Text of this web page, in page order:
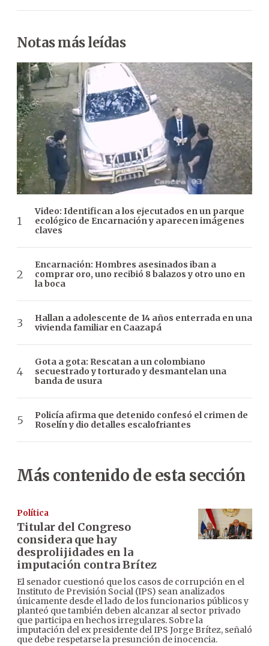
Notas más leídas
Video: Identifican a los ejecutados en un parque
ecológico de Encarnación y aparecen imágenes
claves
Encarnación: Hombres asesinados iban a
comprar oro, uno recibió 8 balazos y otro uno en
la boca
Hallan a adolescente de 14 años enterrada en una
vivienda familiar en Caazapá
Gota a gota: Rescatan a un colombiano
secuestrado y torturado y desmantelan una
banda de usura
Policía afirma que detenido confesó el crimen de
Roselín y dio detalles escalofriantes
Más contenido de esta sección
Política
Titular del Congreso
considera que hay
desprolijidades en la
imputación contra Brítez
El senador cuestionó que los casos de corrupción en el
Instituto de Previsión Social (IPS) sean analizados
únicamente desde el lado de los funcionarios públicos y
planteó que también deben alcanzar al sector privado
que participa en hechos irregulares. Sobre la
imputación del ex presidente del IPS Jorge Brítez, señaló
que debe respetarse la presunción de inocencia.